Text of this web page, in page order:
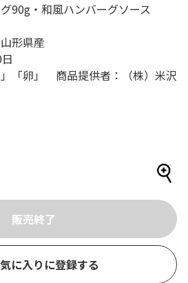
90g・和風ハンバーグソース
形県産
日
「卵」 商品提供者：（株）米沢
に入りに登録する